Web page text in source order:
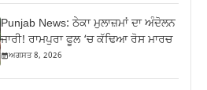
Punjab News: ਠੇਕਾ ਮੁਲਾਜ਼ਮਾਂ ਦਾ ਅੰਦੋਲਨ
ਜਾਰੀ! ਰਾਮਪੁਰਾ ਫੂਲ ‘ਚ ਕੱਢਿਆ ਰੋਸ ਮਾਰਚ
ਅਗਸਤ 8, 2026